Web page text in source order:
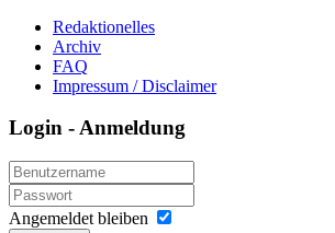
Redaktionelles
Archiv
FAQ
Impressum / Disclaimer
Login - Anmeldung
Angemeldet bleiben